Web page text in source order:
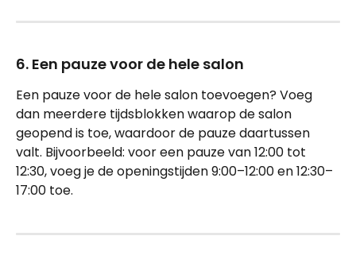
6. Een pauze voor de hele salon
Een pauze voor de hele salon toevoegen? Voeg
dan meerdere tijdsblokken waarop de salon
geopend is toe, waardoor de pauze daartussen
valt. Bijvoorbeeld: voor een pauze van 12:00 tot
12:30, voeg je de openingstijden 9:00–12:00 en 12:30–
17:00 toe.